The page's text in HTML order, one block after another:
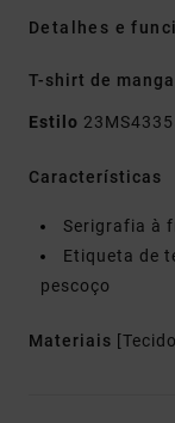
Detalhes e
T-shirt de
Estilo
Características
Serigrafia à
Etiqueta de
pescoço
Materiais